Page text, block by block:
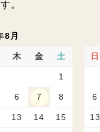
。
8月
木 金 土
1
6 7 8
13 14 15
日
6
13